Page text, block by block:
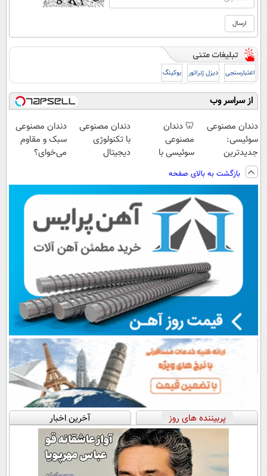
اعتبارسنجی دیزل ژنراتور بوکینگ
از سراسر وب
دندان مصنوعی
سوئیسی:
جدیدترین
فناوری اروپا،
سبک و مقاوم |
پرداخت قسطی
🦷 دندان
مصنوعی
سوئیسی با
دیجیتال |
پرداخت در 4
قسط |📍 تهران
دندان مصنوعی
با تکنولوژی
دیجیتال
دندان مصنوعی
سبک و مقاوم
می‌خوای؟
📍تهران
بازگشت به بالای صفحه
پربیننده های روز آخرین اخبار